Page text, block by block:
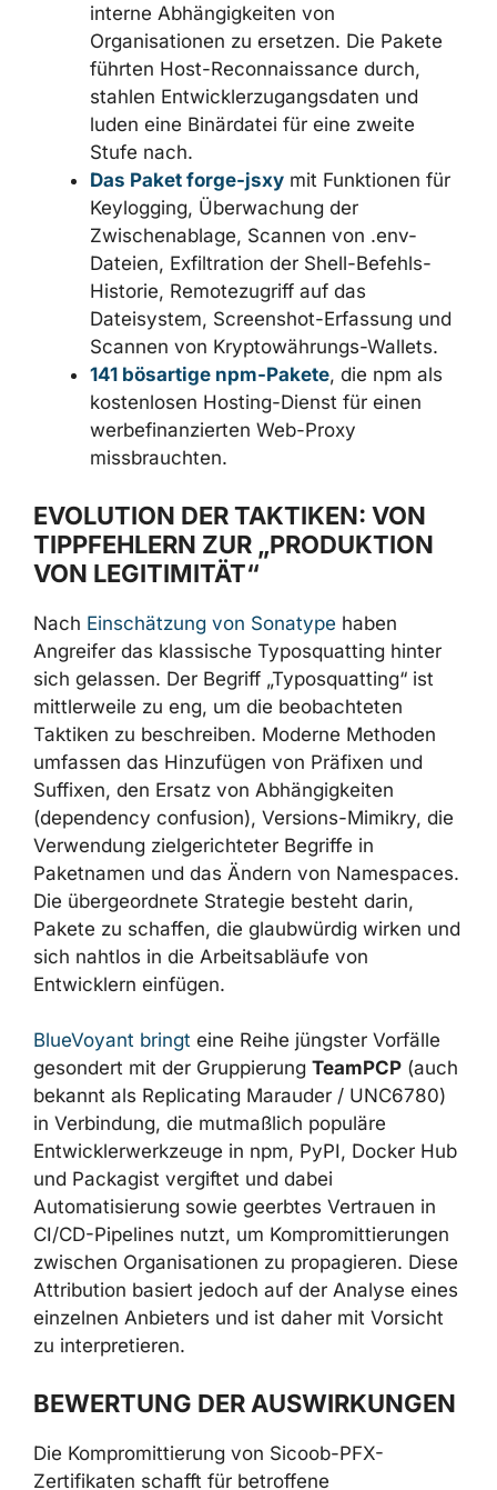
Technik dependency confusion mit der
Versionsnummer „99.99.99“ nutzten,
um interne Abhängigkeiten von
Organisationen zu ersetzen. Die Pakete
führten Host-Reconnaissance durch,
stahlen Entwicklerzugangsdaten und
luden eine Binärdatei für eine zweite
Stufe nach.
Das Paket forge-jsxymit Funktionen
für Keylogging, Überwachung der
Zwischenablage, Scannen von .env-
Dateien, Exfiltration der Shell-Befehls-
Historie, Remotezugriff auf das
Dateisystem, Screenshot-Erfassung
und Scannen von Kryptowährungs-
Wallets.
141 bösartige npm-Pakete
werbefinanzierten Web-Proxy
missbrauchten.
TIPPFEHLERN ZUR „PRODUKTION
VON LEGITIMITÄT“
NachEinschätzung von Sonatypehaben
Angreifer das klassische Typosquatting hinter
sich gelassen. Der Begriff „Typosquatting“ ist
mittlerweile zu eng, um die beobachteten
Taktiken zu beschreiben. Moderne Methoden
umfassen das Hinzufügen von Präfixen und
Suffixen, den Ersatz von Abhängigkeiten
(dependency confusion), Versions-Mimikry,
die Verwendung zielgerichteter Begriffe in
Paketnamen und das Ändern von
Namespaces. Die übergeordnete Strategie
glaubwürdig wirken und sich nahtlos in die
Arbeitsabläufe von Entwicklern einfügen.
BlueVoyant bringteine Reihe jüngster Vorfälle
gesondert mit der GruppierungTeamPCP
(auch bekannt als Replicating Marauder /
UNC6780) in Verbindung, die mutmaßlich
populäre Entwicklerwerkzeuge in npm, PyPI,
Docker Hub und Packagist vergiftet und dabei
Automatisierung sowie geerbtes Vertrauen in
CI/CD-Pipelines nutzt, um
Kompromittierungen zwischen Organisationen
jedoch auf der Analyse eines einzelnen
interpretieren.